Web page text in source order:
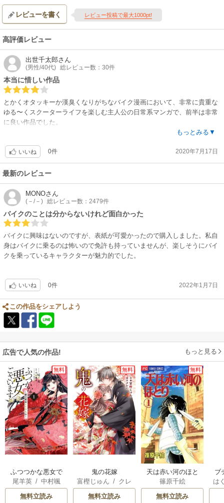
レビューを書く レビュー投稿で最大1000pt!
高評価レビュー
出世千太郎さん
(男性/40代) 総レビュー数：30件
本当に惜しい作品
とかくオタッキーか漢臭くなりがちなバイク漫画において、非常に貴重な
ゆる〜くスクーターライフを楽しむ主人公の日常系マンガで、前半は非常
に良い作品でした。
が、オタッキーどもから、ヤマハ推しだとか金貰ってるだとか酷いイチャ
モンつけられて以降、変なライテク漫画になってしまいました。
しかしながら、バイク漫画としては、知識がなくても楽しめる作品だけ
に、ガチガチなやつが合わない方にはお勧めできます。
あーだこーだイチャモンつけて喜びたい人は、カス虎でも読んでください
もっとみる▼
いいね 0件 2020年7月17日
最新のレビュー
MONOさん
(－/－) 総レビュー数：2479件
バイクのことは分からないけれど面白かった
バイクに興味はないのですが、表紙が可愛かったので購入しました。私自
身はバイクに乗るのは怖いので免許も持っていませんが、楽しそうにバイ
クを乗っているキャラクターが魅力的でした。
いいね 0件 2022年1月7日
この作品をシェアしよう
広告で人気の作品! もっと見る
無料
ふつつかな悪女で
はございますが ～
雛宮蝶鼠とりかえ
尾羊英/ 中村颯
希
/ ゆき哉
無料立読み
無料
鬼の花嫁
富樫じゅん / クレ
ハ
無料立読み
無料
天は赤い河のほと
り
篠原千絵
無料立読み
ブ
復
は